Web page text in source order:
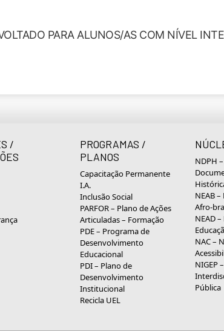
PARA ALUNOS/AS COM NÍVEL
/
PROGRAMAS /
PLANOS
Capacitação Permanente
I.A.
Inclusão Social
PARFOR – Plano de Ações
Articuladas – Formação
PDE – Programa de
Desenvolvimento
Educacional
PDI – Plano de
Desenvolvimento
Institucional
Recicla UEL
NDPH
NEAB
Afro-
NEAD
NAC –
NIGEP
Pública